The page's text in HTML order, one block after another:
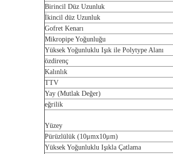
Birincil Düz Uzunluk
İkincil düz Uzunluk
Gofret Kenarı
Mikropipe Yoğunluğu
Yüksek Yoğunluklu Işık ile Polytype Alanı
özdirenç
Kalınlık
TTV
Yay (Mutlak Değer)
eğrilik
Yüzey
Pürüzlülük (10μmx10μm)
Yüksek Yoğunluklu Işıkla Çatlama